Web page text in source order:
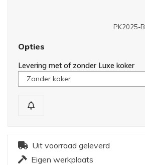
PK2025-B
Opties
Levering met of zonder Luxe koker
Uit voorraad geleverd
Eigen werkplaats